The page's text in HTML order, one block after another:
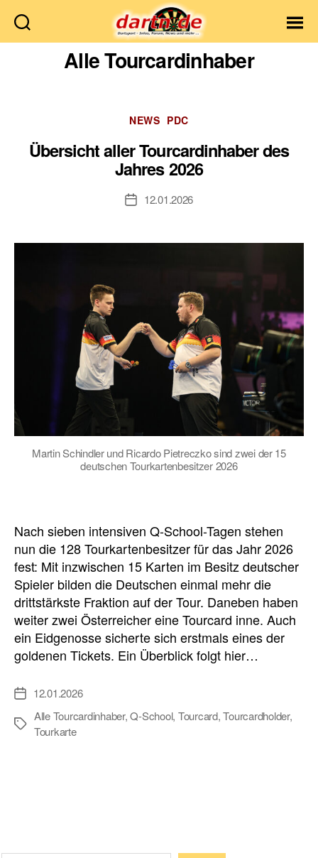
Dartn.de
Alle Tourcardinhaber
Kategorien
NEWS PDC
Übersicht aller Tourcardinhaber des
Jahres 2026
Veröffentlichungsdatum
12.01.2026
Martin Schindler und Ricardo Pietreczko sind zwei der 15
deutschen Tourkartenbesitzer 2026
Nach sieben intensiven Q-School-Tagen stehen
nun die 128 Tourkartenbesitzer für das Jahr 2026
fest: Mit inzwischen 15 Karten im Besitz deutscher
Spieler bilden die Deutschen einmal mehr die
drittstärkste Fraktion auf der Tour. Daneben haben
weiter zwei Österreicher eine Tourcard inne. Auch
ein Eidgenosse sicherte sich erstmals eines der
goldenen Tickets. Ein Überblick folgt hier…
Veröffentlichungsdatum
12.01.2026
Schlagwörter
Alle Tourcardinhaber,Q-School, Tourcard,Tourcardholder,
Tourkarte